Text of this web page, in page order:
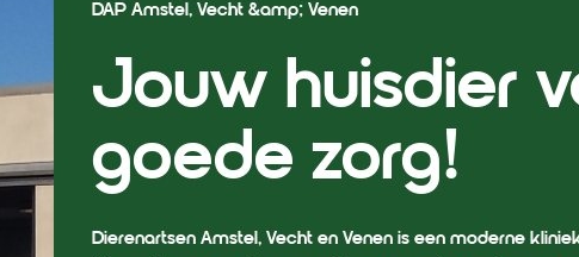
DAP Amstel, Vecht &amp; Venen
Jouw huisdier
goede zorg!
Dierenartsen Amstel, Vecht en Venen is een moderne